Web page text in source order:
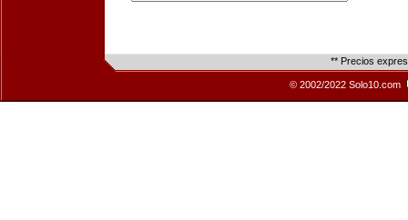
** Precios
© 2002/2022 Solo10.com